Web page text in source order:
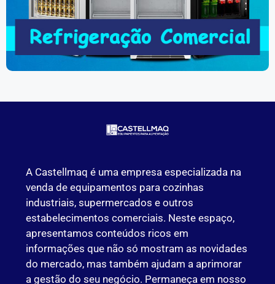
A Castellmaq é uma empresa especializada na
venda de equipamentos para cozinhas
industriais, supermercados e outros
estabelecimentos comerciais. Neste espaço,
apresentamos conteúdos ricos em
informações que não só mostram as novidades
do mercado, mas também ajudam a aprimorar
a gestão do seu negócio. Permaneça em nosso